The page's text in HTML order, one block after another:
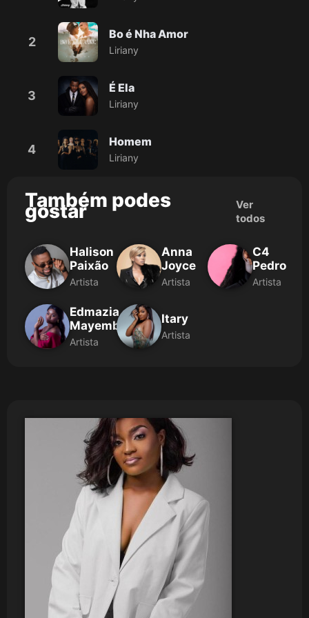
2
Bo é Nha Amor
Liriany
3
É Ela
Liriany
4
Homem
Liriany
Também podes
gostar
Ver
todos
Halison
Paixão
Artista
Anna
Joyce
Artista
C4
Pedro
Artista
Edmazia
Mayembe
Artista
Itary
Artista